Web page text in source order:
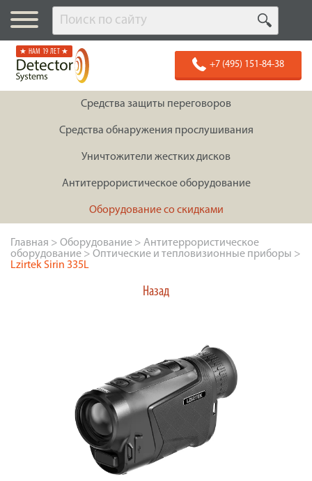
★ НАМ 19 ЛЕТ ★
+7 (495) 151-84-38
Средства защиты переговоров
Средства обнаружения прослушивания
Уничтожители жестких дисков
Антитеррористическое оборудование
Оборудование со скидками
Главная > Оборудование > Антитеррористическое
оборудование > Оптические и тепловизионные приборы >
Lzirtek Sirin 335L
Назад